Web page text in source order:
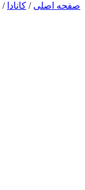
صفحه اصلی / کانادا /